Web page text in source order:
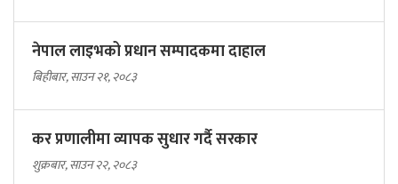
नेपाल लाइभको प्रधान सम्पादकमा दाहाल
बिहीबार, साउन २१, २०८३
कर प्रणालीमा व्यापक सुधार गर्दै सरकार
शुक्रबार, साउन २२, २०८३